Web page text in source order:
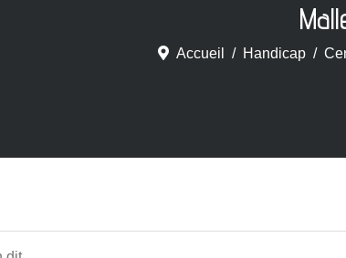
Accueil Handicap